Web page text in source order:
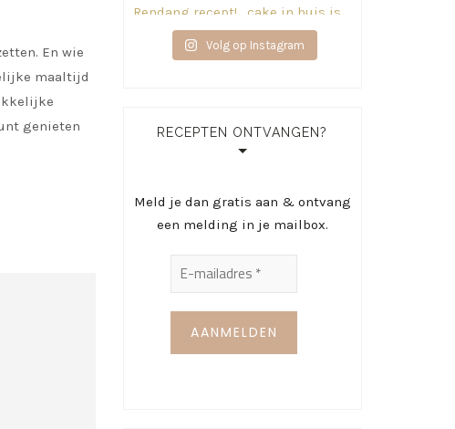
En wie
maaltijd
genieten
Volg op Instagram
RECEPTEN ONTVANGEN?
Meld je dan gratis aan & ontvang
een melding in je mailbox.